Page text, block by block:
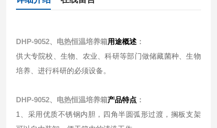
DHP-9052、电热恒温培养箱用途概述 ：
供大专院校、生物、农业、科研等部门做储藏菌种、生物
培养、进行科研的必须设备。
DHP-9052、电热恒温培养箱产品特点 ：
1、采用优质不锈钢内胆，四角半圆弧形过渡，搁板支架